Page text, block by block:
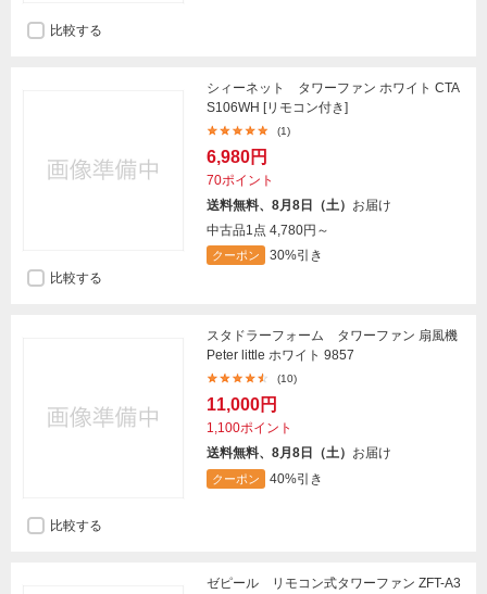
比較する
シィーネット タワーファン ホワイト CTA
S106WH [リモコン付き]
(1)
6,980円
70ポイント
送料無料、8月8日（土） お届け
中古品1点 4,780円～
クーポン
30%引き
比較する
スタドラーフォーム タワーファン 扇風機
Peter little ホワイト 9857
(10)
11,000円
1,100ポイント
送料無料、8月8日（土） お届け
クーポン 40%引き
比較する
ゼピール リモコン式タワーファン ZFT-A3